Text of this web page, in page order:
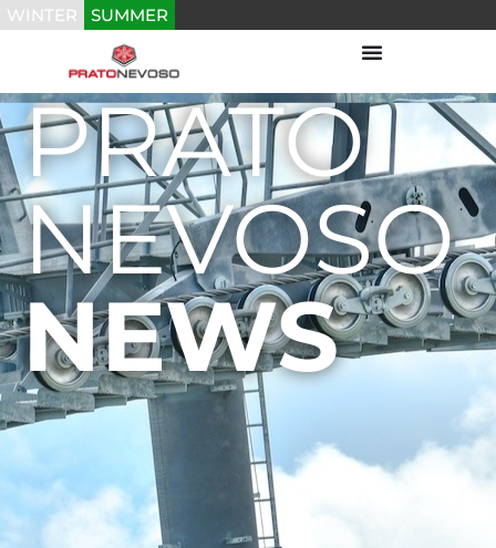
WINTER SUMMER
PRATO
NEVOSO
NEWS